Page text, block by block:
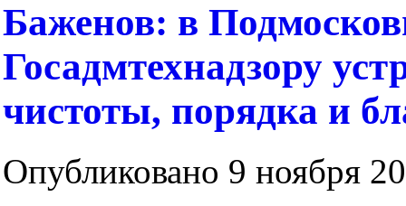
Баженов: в
Госадмтехнадзору
чистоты, порядка и
Опубликовано 9 ноября